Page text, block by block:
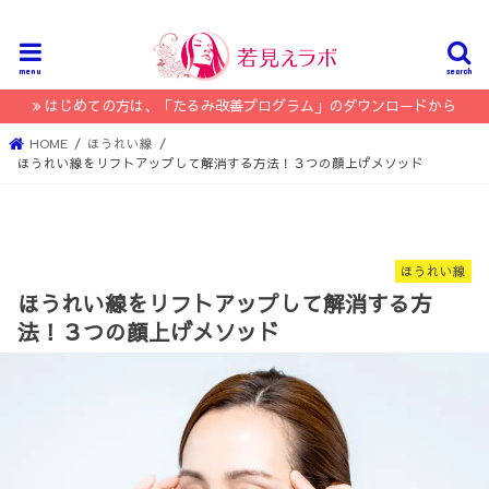
search
menu
はじめての方は、「たるみ改善プログラム」のダウンロードから
HOME
ほうれい線
ほうれい線をリフトアップして解消する方法！３つの顔上げメソッド
ほうれい線
ほうれい線をリフトアップして解消する方
法！３つの顔上げメソッド